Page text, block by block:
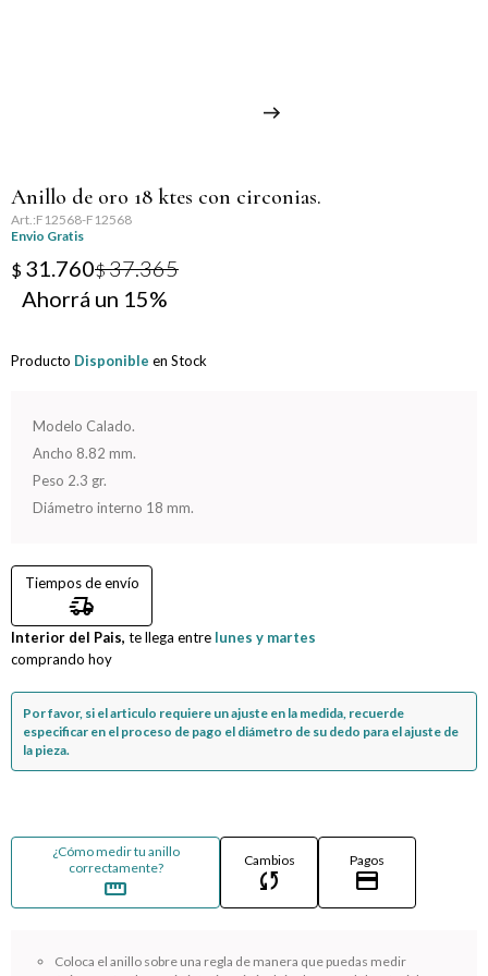
Anillo de oro 18 ktes con circonias.
F12568-F12568
Envio Gratis
$ 31.760$37.365
15
Producto Disponible en Stock
Modelo Calado.
Ancho 8.82 mm.
Peso 2.3 gr.
Diámetro interno 18 mm.
Tiempos de envío
delivery_truck_speed
Interior del Pais, te llega entre lunes y martes
comprando hoy
Por favor, si el articulo requiere un ajuste en la medida, recuerde
especificar en el proceso de pago el diámetro de su dedo para el ajuste de
la pieza.
¿Cómo medir tu anillo
correctamente?
straighten
Cambios
sync
Pagos
credit_card
Coloca el anillo sobre una regla de manera que puedas medir
Día del Amigo
Día del Maestro
Día del Padre
Graduación
Nacimiento
San Valentín
Día del niño